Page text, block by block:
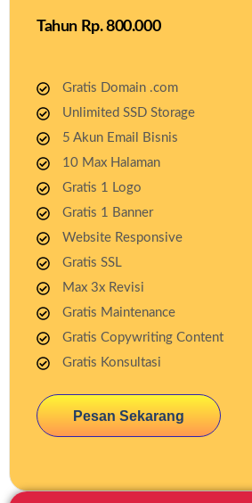
Tahun Rp. 800.000
Gratis Domain .com
Unlimited SSD Storage
5 Akun Email Bisnis
10 Max Halaman
Gratis 1 Logo
Gratis 1 Banner
Website Responsive
Gratis SSL
Max 3x Revisi
Gratis Maintenance
Gratis Copywriting Content
Gratis Konsultasi
Pesan Sekarang